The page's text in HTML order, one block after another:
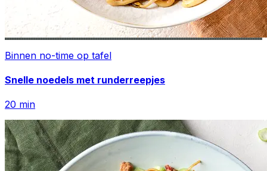
Binnen no-time op tafel
Snelle noedels met runderreepjes
20 min